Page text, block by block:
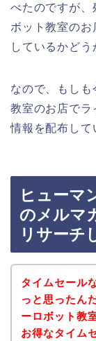
べたのですが、
ボット教室の
しているかどう
なので、もしも
教室のお店でラ
情報を配布して
ヒューマ
のメルマ
リサーチ
タイムセール
っと思ったん
ーロボット教
お得なタイム